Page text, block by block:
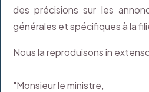
des précisions sur les
générales et spécifiques à la
Nous la reproduisons in
"Monsieur le ministre,